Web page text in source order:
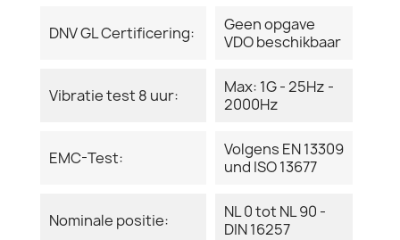
DNV GL Certificering:
Geen opgave
VDO beschikbaar
Vibratie test 8 uur:
Max: 1G - 25Hz -
2000Hz
EMC-Test:
Volgens EN 13309
und ISO 13677
Nominale positie:
NL 0 tot NL 90 -
DIN 16257